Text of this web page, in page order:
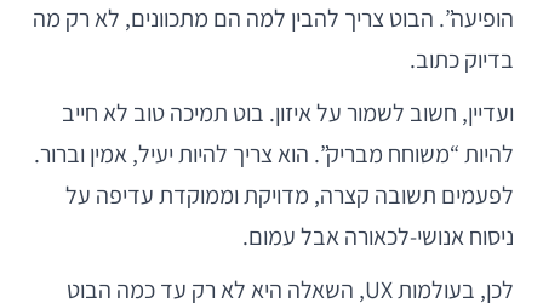
הופיעה”. הבוט צריך להבין למה הם מתכוונים, לא רק מה
בדיוק כתוב.
ועדיין, חשוב לשמור על איזון. בוט תמיכה טוב לא חייב
להיות “משוחח מבריק”. הוא צריך להיות יעיל, אמין וברור.
לפעמים תשובה קצרה, מדויקת וממוקדת עדיפה על
ניסוח אנושי-לכאורה אבל עמום.
לכן, בעולמות UX, השאלה היא לא רק עד כמה הבוט